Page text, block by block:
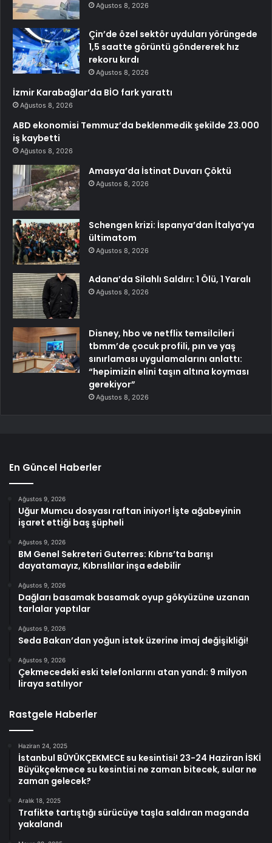
Ağustos 8, 2026
Çin’de özel sektör uyduları yörüngede
1,5 saatte görüntü göndererek hız
rekoru kırdı
Ağustos 8, 2026
İzmir Karabağlar’da BİO fark yarattı
Ağustos 8, 2026
ABD ekonomisi Temmuz’da beklenmedik şekilde 23.000
iş kaybetti
Ağustos 8, 2026
Amasya’da İstinat Duvarı Çöktü
Ağustos 8, 2026
Schengen krizi: İspanya’dan İtalya’ya
ültimatom
Ağustos 8, 2026
Adana’da Silahlı Saldırı: 1 Ölü, 1 Yaralı
Ağustos 8, 2026
Disney, hbo ve netflix temsilcileri
tbmm’de çocuk profili, pın ve yaş
sınırlaması uygulamalarını anlattı:
“hepimizin elini taşın altına koyması
gerekiyor”
Ağustos 8, 2026
En Güncel Haberler
Ağustos 9, 2026
Uğur Mumcu dosyası raftan iniyor! İşte ağabeyinin
işaret ettiği baş şüpheli
Ağustos 9, 2026
BM Genel Sekreteri Guterres: Kıbrıs’ta barışı
dayatamayız, Kıbrıslılar inşa edebilir
Ağustos 9, 2026
Dağları basamak basamak oyup gökyüzüne uzanan
tarlalar yaptılar
Ağustos 9, 2026
Seda Bakan’dan yoğun istek üzerine imaj değişikliği!
Ağustos 9, 2026
Çekmecedeki eski telefonlarını atan yandı: 9 milyon
liraya satılıyor
Rastgele Haberler
Haziran 24, 2025
İstanbul BÜYÜKÇEKMECE su kesintisi! 23-24 Haziran İSKİ
Büyükçekmece su kesintisi ne zaman bitecek, sular ne
zaman gelecek?
Aralık 18, 2025
Trafikte tartıştığı sürücüye taşla saldıran maganda
yakalandı